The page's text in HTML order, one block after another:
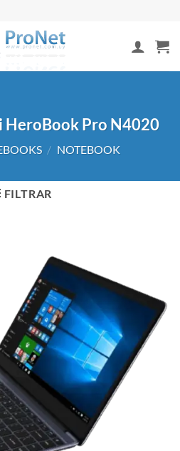
Pro N4020
/ NOTEBOOK
FILTRAR